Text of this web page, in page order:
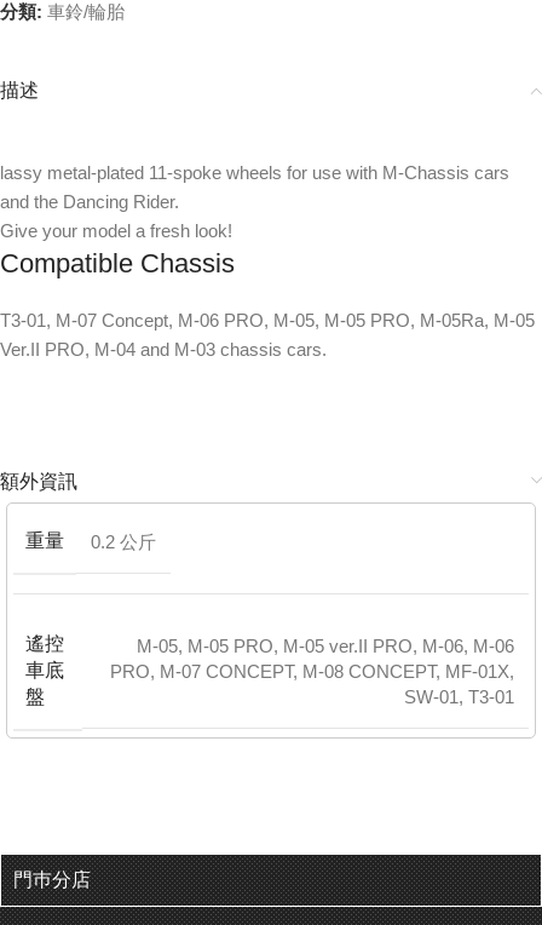
分類: 車鈴/輪胎
描述
lassy metal-plated 11-spoke wheels for use with M-Chassis cars
and the Dancing Rider.
Give your model a fresh look!
Compatible Chassis
T3-01, M-07 Concept, M-06 PRO, M-05, M-05 PRO, M-05Ra, M-05
Ver.II PRO, M-04 and M-03 chassis cars.
額外資訊
重量 0.2 公斤
遙控
車底
盤
M-05, M-05 PRO, M-05 ver.II PRO, M-06, M-06
PRO, M-07 CONCEPT, M-08 CONCEPT, MF-01X,
SW-01, T3-01
門巿分店